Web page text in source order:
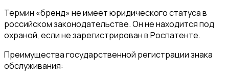
Термин «бренд» не имеет юридического статуса в
российском законодательстве. Он не находится под
охраной, если не зарегистрирован в Роспатенте.
Преимущества государственной регистрации знака
обслуживания: